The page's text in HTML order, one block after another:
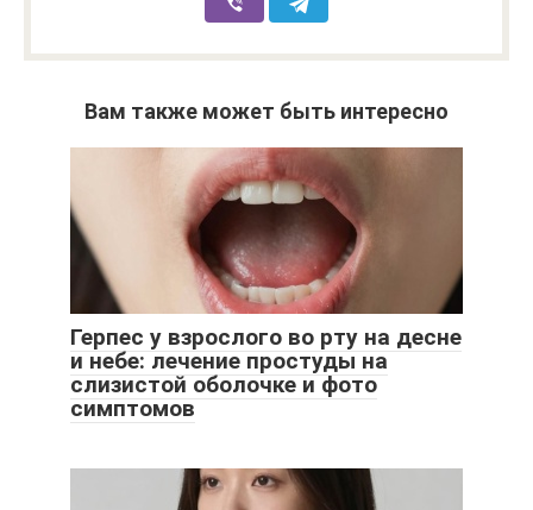
Вам также может быть интересно
Герпес у взрослого во рту на десне
и небе: лечение простуды на
слизистой оболочке и фото
симптомов